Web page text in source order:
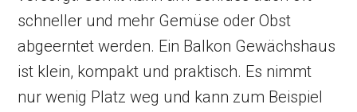
schneller und mehr Gemüse oder Obst
abgeerntet werden. Ein Balkon Gewächshaus
ist klein, kompakt und praktisch. Es nimmt
nur wenig Platz weg und kann zum Beispiel